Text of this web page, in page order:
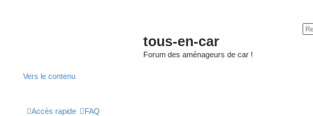
tous-en-car
Forum des aménageurs de car !
Vers le contenu
Accès rapide FAQ